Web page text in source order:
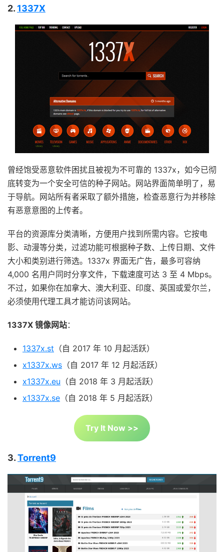
2. 1337X
曾经饱受恶意软件困扰且被视为不可靠的 1337x，如今已彻
底转变为一个安全可信的种子网站。网站界面简单明了，易
于导航。网站所有者采取了额外措施，检查恶意行为并移除
有恶意意图的上传者。
平台的资源库分类清晰，方便用户找到所需内容。它按电
影、动漫等分类，过滤功能可根据种子数、上传日期、文件
大小和类别进行筛选。1337x 界面无广告，最多可容纳
4,000 名用户同时分享文件，下载速度可达 3 至 4 Mbps。
不过，如果你在加拿大、澳大利亚、印度、英国或爱尔兰，
必须使用代理工具才能访问该网站。
1337X 镜像网站：
1337x.st （自 2017 年 10 月起活跃）
x1337x.ws （自 2017 年 12 月起活跃）
x1337x.eu （自 2018 年 3 月起活跃）
x1337x.se （自 2018 年 5 月起活跃）
Try It Now >>
3.Torrent9